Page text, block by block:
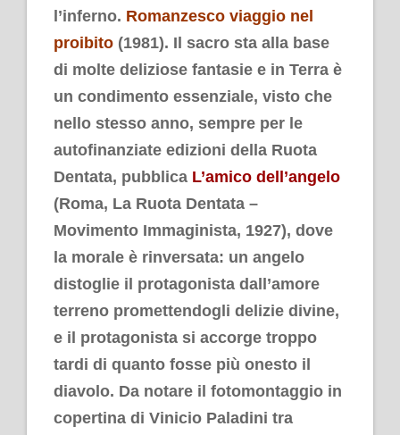
l’inferno. Romanzesco viaggio nel
proibito (1981). Il sacro sta alla base
di molte deliziose fantasie e in Terra è
un condimento essenziale, visto che
nello stesso anno, sempre per le
autofinanziate edizioni della Ruota
Dentata, pubblica L’amico dell’angelo
(Roma, La Ruota Dentata –
Movimento Immaginista, 1927), dove
la morale è rinversata: un angelo
distoglie il protagonista dall’amore
terreno promettendogli delizie divine,
e il protagonista si accorge troppo
tardi di quanto fosse più onesto il
diavolo. Da notare il fotomontaggio in
copertina di Vinicio Paladini tra